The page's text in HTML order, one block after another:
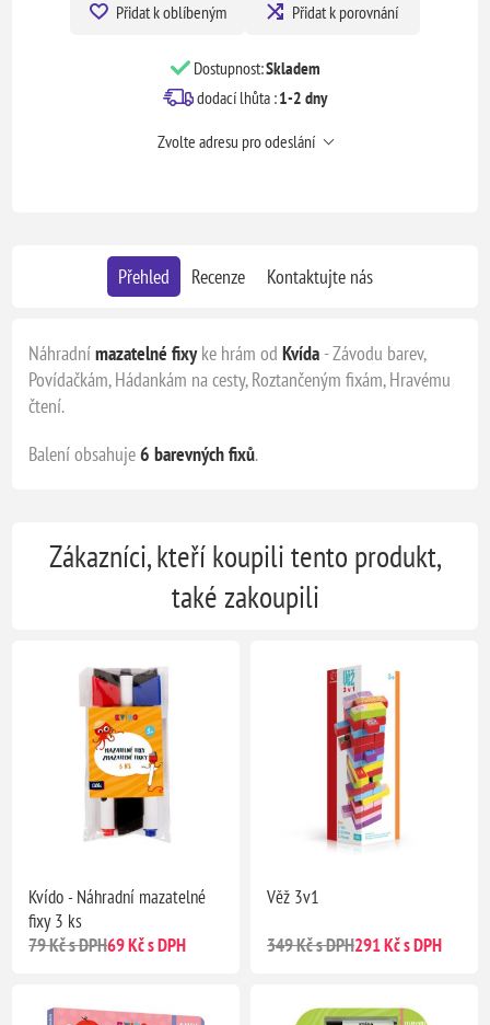
Přidat k oblíbeným Přidat k porovnání
Dostupnost:Skladem
dodací lhůta :1-2 dny
Zvolte adresu pro odeslání
Přehled Recenze Kontaktujte nás
Náhradnímazatelné fixyke hrám odKvída - Závodu barev,
Povídačkám, Hádankám na cesty, Roztančeným fixám, Hravému
čtení.
Balení obsahuje6 barevných fixů.
Zákazníci, kteří koupili tento produkt,
také zakoupili
Kvído - Náhradní mazatelné
fixy 3 ks
79 Kč s DPH69 Kč s DPH
Věž 3v1
349 Kč s DPH291 Kč s DPH